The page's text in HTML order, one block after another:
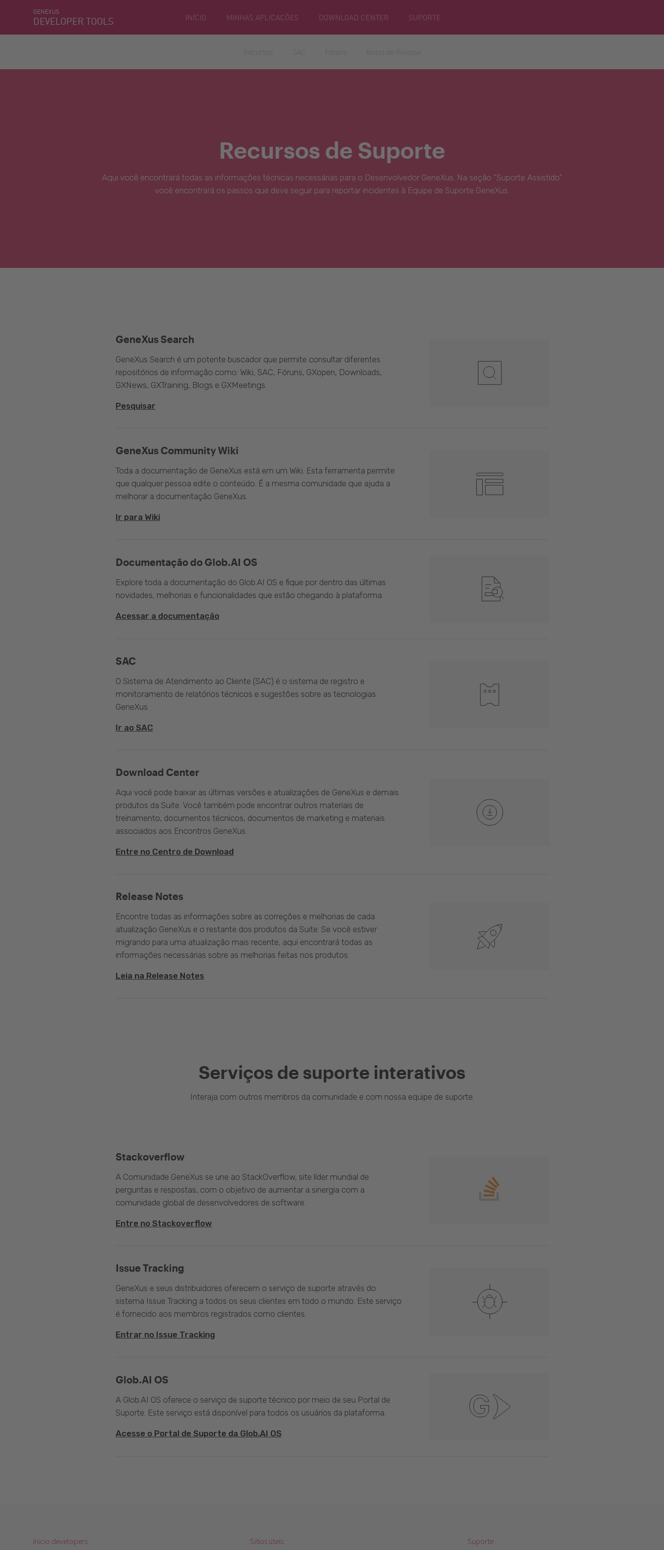
GENEXUS
DEVELOPER TOOLS INÍCIO MINHAS APLICACÕES DOWNLOAD CENTER SUPORTE
Recursos de Suporte
Aqui você encontrará todas as informações técnicas necessárias para o Desenvolvedor GeneXus. Na seção "Suporte Assistido"
você encontrará os passos que deve seguir para reportar incidentes à Equipe de Suporte GeneXus.
GeneXus Community Wiki
Toda a documentação de GeneXus está em um Wiki. Esta ferramenta permite
que qualquer pessoa edite o conteúdo. É a mesma comunidade que ajuda a
melhorar a documentação GeneXus.
Ir para Wiki
GeneXus Search
GeneXus Search é um potente buscador que permite consultar diferentes
repositórios de informação como: Wiki, SAC, Fóruns, GXopen, Downloads,
GXNews, GXTraining, Blogs e GXMeetings.
Pesquisar
Documentação do Glob.AI OS
Explore toda a documentação do Glob.AI OS e fique por dentro das últimas
novidades, melhorias e funcionalidades que estão chegando à plataforma.
Acessar a documentação
SAC
O Sistema de Atendimento ao Cliente (SAC) é o sistema de registro e
monitoramento de relatórios técnicos e sugestões sobre as tecnologias
GeneXus.
Ir ao SAC
Download Center
Aqui você pode baixar as últimas versões e atualizações de GeneXus e demais
produtos da Suite. Você também pode encontrar outros materiais de
treinamento, documentos técnicos, documentos de marketing e materiais
associados aos Encontros GeneXus.
Entre no Centro de Download
Release Notes
Encontre todas as informações sobre as correções e melhorias de cada
atualização GeneXus e o restante dos produtos da Suite. Se você estiver
migrando para uma atualização mais recente, aqui encontrará todas as
informações necessárias sobre as melhorias feitas nos produtos.
Leia na Release Notes
Serviços de suporte interativos
Interaja com outros membros da comunidade e com nossa equipe de suporte.
Stackoverflow
A Comunidade GeneXus se une ao StackOverflow, site líder mundial de
perguntas e respostas, com o objetivo de aumentar a sinergia com a
comunidade global de desenvolvedores de software.
Entre no Stackoverflow
Issue Tracking
GeneXus e seus distribuidores oferecem o serviço de suporte através do
sistema Issue Tracking a todos os seus clientes em todo o mundo. Este serviço
é fornecido aos membros registrados como clientes.
Entrar no Issue Tracking
Glob.AI OS
A Glob.AI OS oferece o serviço de suporte técnico por meio de seu Portal de
Suporte. Este serviço está disponível para todos os usuários da plataforma.
Acesse o Portal de Suporte da Glob.AI OS
Inicio developers Sitios úteis Suporte